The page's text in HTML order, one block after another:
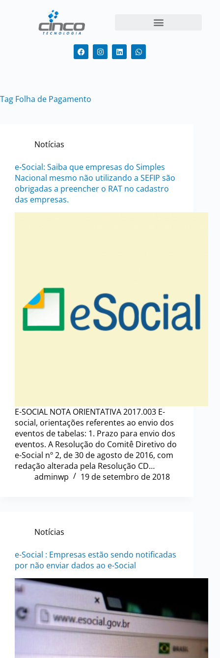
Tag Folha de Pagamento
Notícias
e-Social: Saiba que empresas do Simples
Nacional mesmo não utilizando a SEFIP são
obrigadas a preencher o RAT no cadastro
das empresas.
E-SOCIAL NOTA ORIENTATIVA 2017.003 E-
social, orientações referentes ao envio dos
eventos de tabelas: 1. Prazo para envio dos
eventos. A Resolução do Comitê Diretivo do
e-Social nº 2, de 30 de agosto de 2016, com
redação alterada pela Resolução CD…
adminwp
19 de setembro de 2018
Notícias
e-Social : Empresas estão sendo notificadas
por não enviar dados ao e-Social